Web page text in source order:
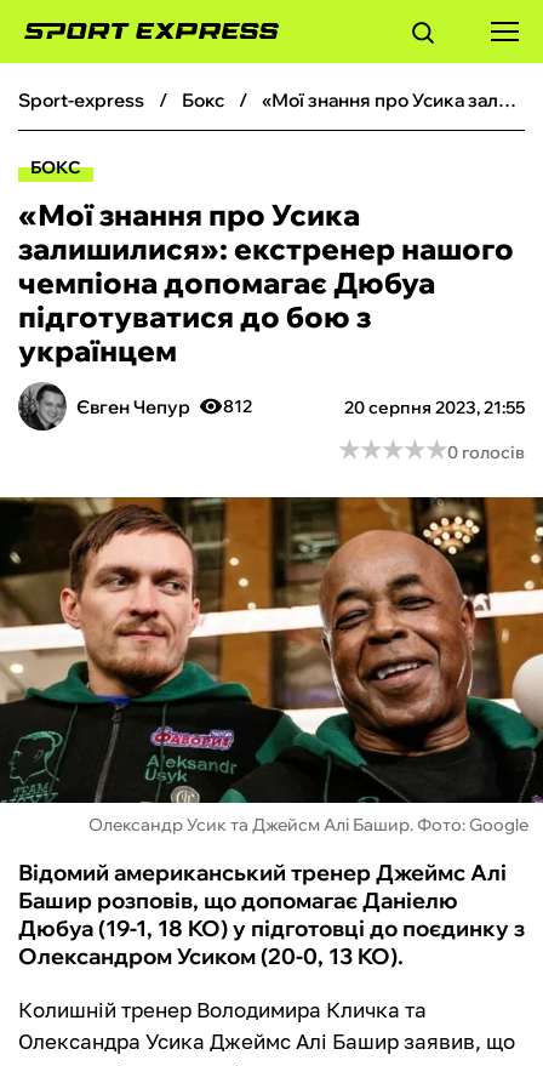
ФУТБОЛ
БОКС
ХОКЕЙ
ТЕНІС
ЧС-2026
ФУТЗАЛ
ІНШІ
БУКМЕКЕРИ
sport-express бокс «Мої знання про Усика залишилися»: екстренер нашого чемпіона допомагає Дюбуа підготуватися до бою з українцем
БОКС
«Мої знання про Усика
залишилися»: екстренер нашого
чемпіона допомагає Дюбуа
підготуватися до бою з
українцем
Євген Чепур 20 серпня 2023, 21:55
812
★★★★★
★★★★★0 голосів
Олександр Усик та Джейсм Алі Башир. Фото: Google
Відомий американський тренер Джеймс Алі
Башир розповів, що допомагає Даніелю
Дюбуа (19-1, 18 KO) у підготовці до поєдинку з
Олександром Усиком (20-0, 13 KO).
Колишній тренер Володимира Кличка та
Олександра Усика Джеймс Алі Башир заявив, що